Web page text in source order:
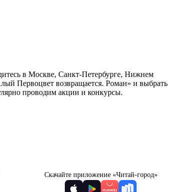
в Москве, Санкт-Петербурге, Нижнем
Первоцвет возвращается. Роман» и выбрать
проводим акции и конкурсы.
Скачайте приложение «Читай-город»